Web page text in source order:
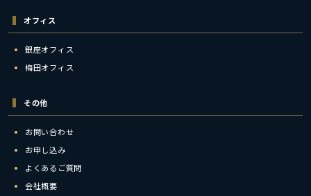
オフィス
銀座オフィス
梅田オフィス
その他
お問い合わせ
お申し込み
よくあるご質問
会社概要